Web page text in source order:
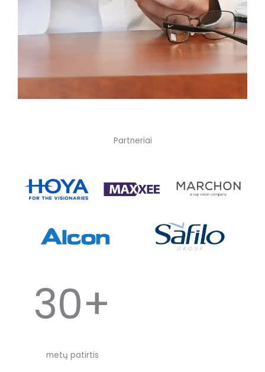
Partneriai
30+
metų patirtis